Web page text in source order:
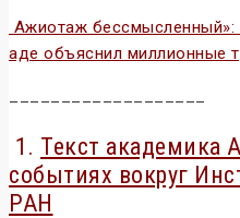
Ажиотаж бессмысленный»:
аде объяснил миллионные
1. Текст академика
событиях вокруг
РАН